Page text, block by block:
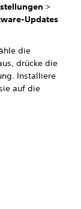
>
Updates
die
drücke die
Installiere
auf die